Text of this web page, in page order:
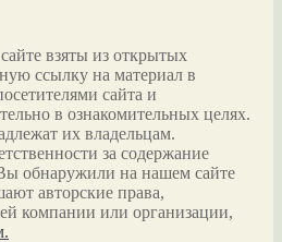
взяты из открытых
ссылку на материал в
сайта и
в ознакомительных целях.
их владельцам.
за содержание
обнаружили на нашем сайте
авторские права,
компании или организации,